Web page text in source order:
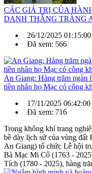
CÁC GIÁ TRỊ CỦA
DANH THẮNG TRÀNG
26/12/2025
Đã xem: 566
An Giang: Hàng trăm ngàn
tiền nhân họ Mạc có công
17/11/2025
Đã xem: 716
Trong không khí trang
bề dày lịch sử của vùng
An Giang) tổ chức Lễ hội
Bà Mạc Mi Cô (1763 -
Tích (1780 - 2025), hàng